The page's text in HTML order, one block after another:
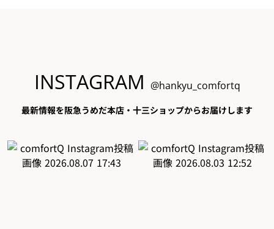
INSTAGRAM @hankyu_comfortq
最新情報を阪急うめだ本店・十三ショップからお届けします